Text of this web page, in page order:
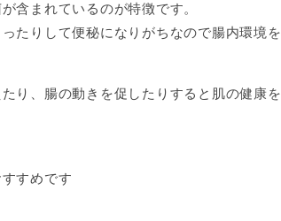
含まれているのが特徴です。
たりして便秘になりがちなので腸内環境
り、腸の動きを促したりすると肌の健康
すめです